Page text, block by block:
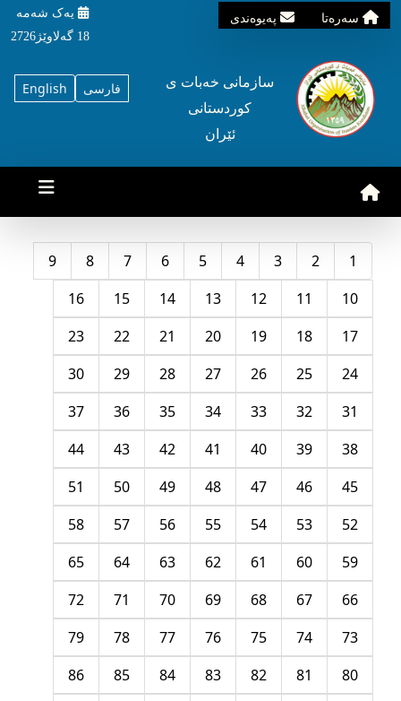
سه‌ره‌تا په‌یوه‌ندی
یه‌ک شه‌مه‌
18 گه‌لاوێژ2726
English فارسی
سازمانی خه‌بات ی
کوردستانی
ئێران
1
2
3
4
5
6
7
8
9
10
11
12
13
14
15
16
17
18
19
20
21
22
23
24
25
26
27
28
29
30
31
32
33
34
35
36
37
38
39
40
41
42
43
44
45
46
47
48
49
50
51
52
53
54
55
56
57
58
59
60
61
62
63
64
65
66
67
68
69
70
71
72
73
74
75
76
77
78
79
80
81
82
83
84
85
86